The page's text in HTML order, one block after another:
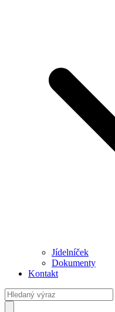
Jídelníček
Dokumenty
Kontakt